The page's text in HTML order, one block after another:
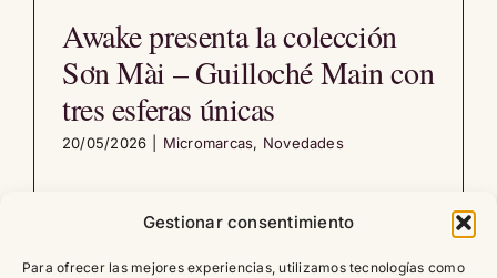
Gestionar consentimiento
Para ofrecer las mejores experiencias, utilizamos tecnologías como
Awake presenta la colección
Sơn Mài – Guilloché Main con
tres esferas únicas
20/05/2026 Micromarcas, Novedades
Leer artículo